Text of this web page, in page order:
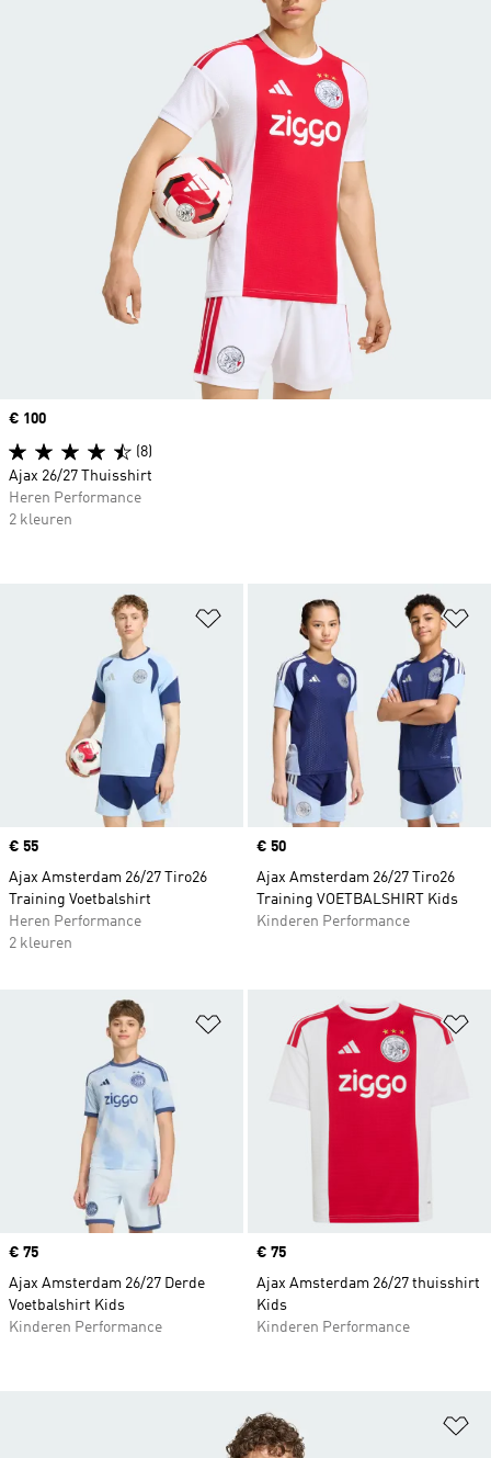
Op verlanglijst zetten
Price
€ 55
Ajax Amsterdam 26/27 Tiro26
Training Voetbalshirt
Heren Performance
2 kleuren
Price
€ 50
Ajax Amsterdam 26/27 Tiro26
Training VOETBALSHIRT Kids
Kinderen Performance
Op verlanglijst zetten
Price
€ 75
Ajax Amsterdam 26/27 Derde
Voetbalshirt Kids
Kinderen Performance
Price
€ 75
Ajax Amsterdam 26/27 thuisshirt
Kids
Kinderen Performance
Price
€ 100
(8)
Ajax 26/27 Thuisshirt
Heren Performance
2 kleuren